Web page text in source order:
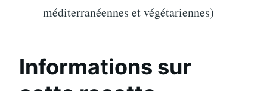
méditerranéennes et végétariennes)
Informations sur